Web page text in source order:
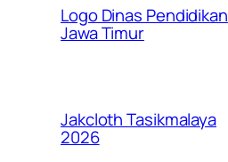
Logo Dinas Pendidikan
Jawa Timur
Jakcloth Tasikmalaya
2026